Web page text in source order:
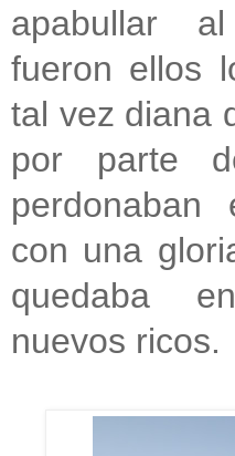
apabullar
fueron ellos
tal vez diana
por parte
perdonaban
con una
quedaba
nuevos ricos.